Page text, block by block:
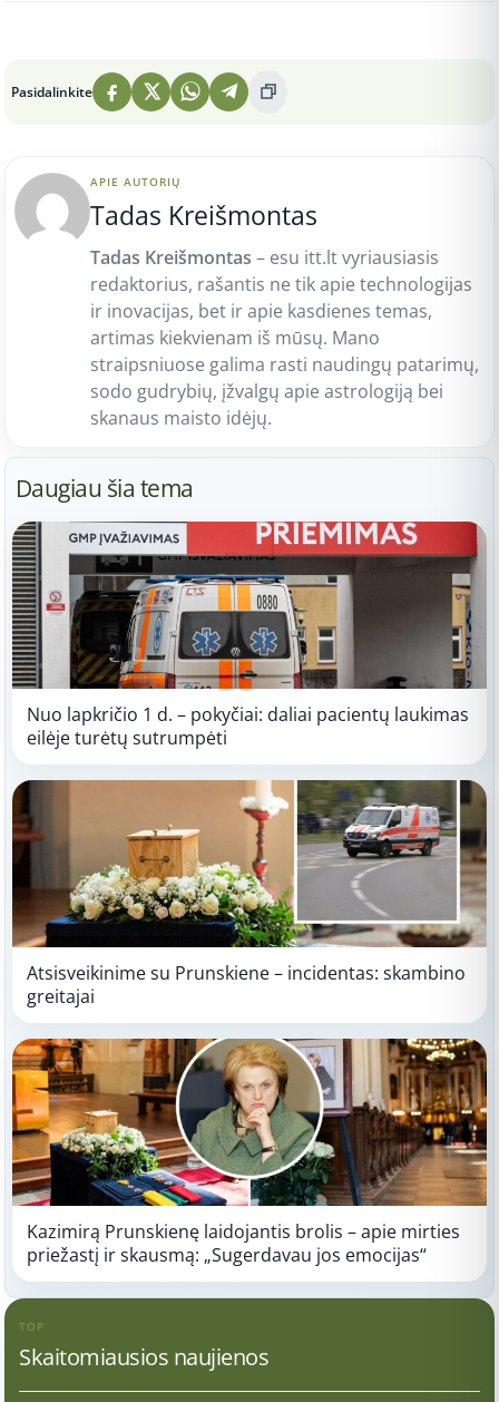
Pasidalinkite
APIE AUTORIŲ
Tadas Kreišmontas
Tadas Kreišmontas – esu itt.lt vyriausiasis
redaktorius, rašantis ne tik apie technologijas
ir inovacijas, bet ir apie kasdienes temas,
artimas kiekvienam iš mūsų. Mano
straipsniuose galima rasti naudingų patarimų,
sodo gudrybių, įžvalgų apie astrologiją bei
skanaus maisto idėjų.
Daugiau šia tema
Nuo lapkričio 1 d. – pokyčiai: daliai pacientų laukimas
eilėje turėtų sutrumpėti
Atsisveikinime su Prunskiene – incidentas: skambino
greitajai
Kazimirą Prunskienę laidojantis brolis – apie mirties
priežastį ir skausmą: „Sugerdavau jos emocijas“
TOP
Skaitomiausios naujienos